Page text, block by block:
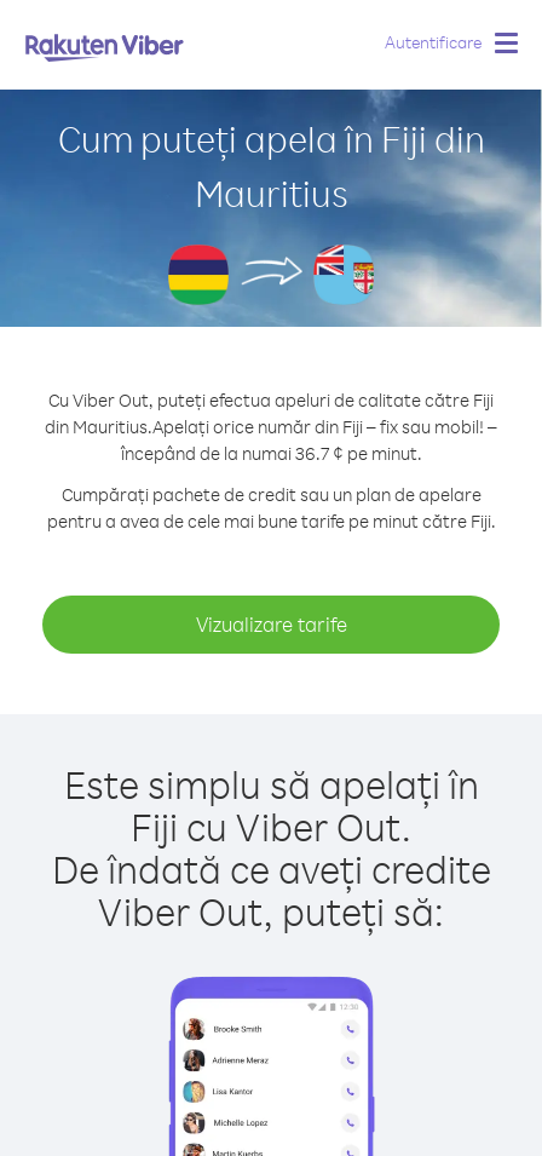
Autentificare
Cum puteți apela în Fiji din
Mauritius
Cu Viber Out, puteți efectua apeluri de calitate către Fiji
din Mauritius.Apelați orice număr din Fiji – fix sau mobil! –
începând de la numai 36.7 ¢ pe minut.
Cumpărați pachete de credit sau un plan de apelare
pentru a avea de cele mai bune tarife pe minut către Fiji.
Vizualizare tarife
Este simplu să apelați în
Fiji cu Viber Out.
De îndată ce aveți credite
Viber Out, puteți să: